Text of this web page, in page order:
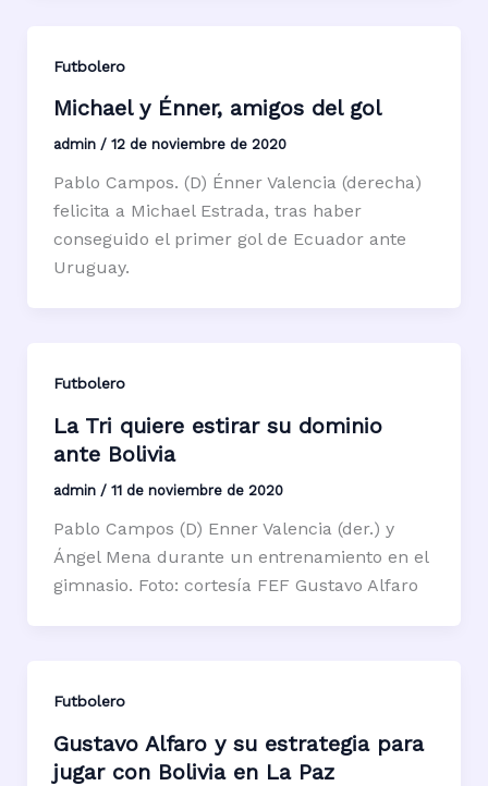
Futbolero
Michael y Énner, amigos del gol
admin / 12 de noviembre de 2020
Pablo Campos. (D) Énner Valencia (derecha)
felicita a Michael Estrada, tras haber
conseguido el primer gol de Ecuador ante
Uruguay.
Futbolero
La Tri quiere estirar su dominio
ante Bolivia
admin / 11 de noviembre de 2020
Pablo Campos (D) Enner Valencia (der.) y
Ángel Mena durante un entrenamiento en el
gimnasio. Foto: cortesía FEF Gustavo Alfaro
Futbolero
Gustavo Alfaro y su estrategia para
jugar con Bolivia en La Paz